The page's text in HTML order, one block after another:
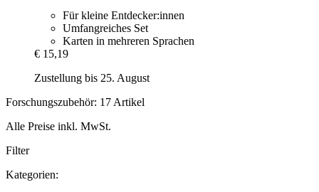
Für kleine Entdecker:innen
Umfangreiches Set
Karten in mehreren Sprachen
€ 15,19
Zustellung bis 25. August
Forschungszubehör: 17 Artikel
Alle Preise inkl. MwSt.
Filter
Kategorien: